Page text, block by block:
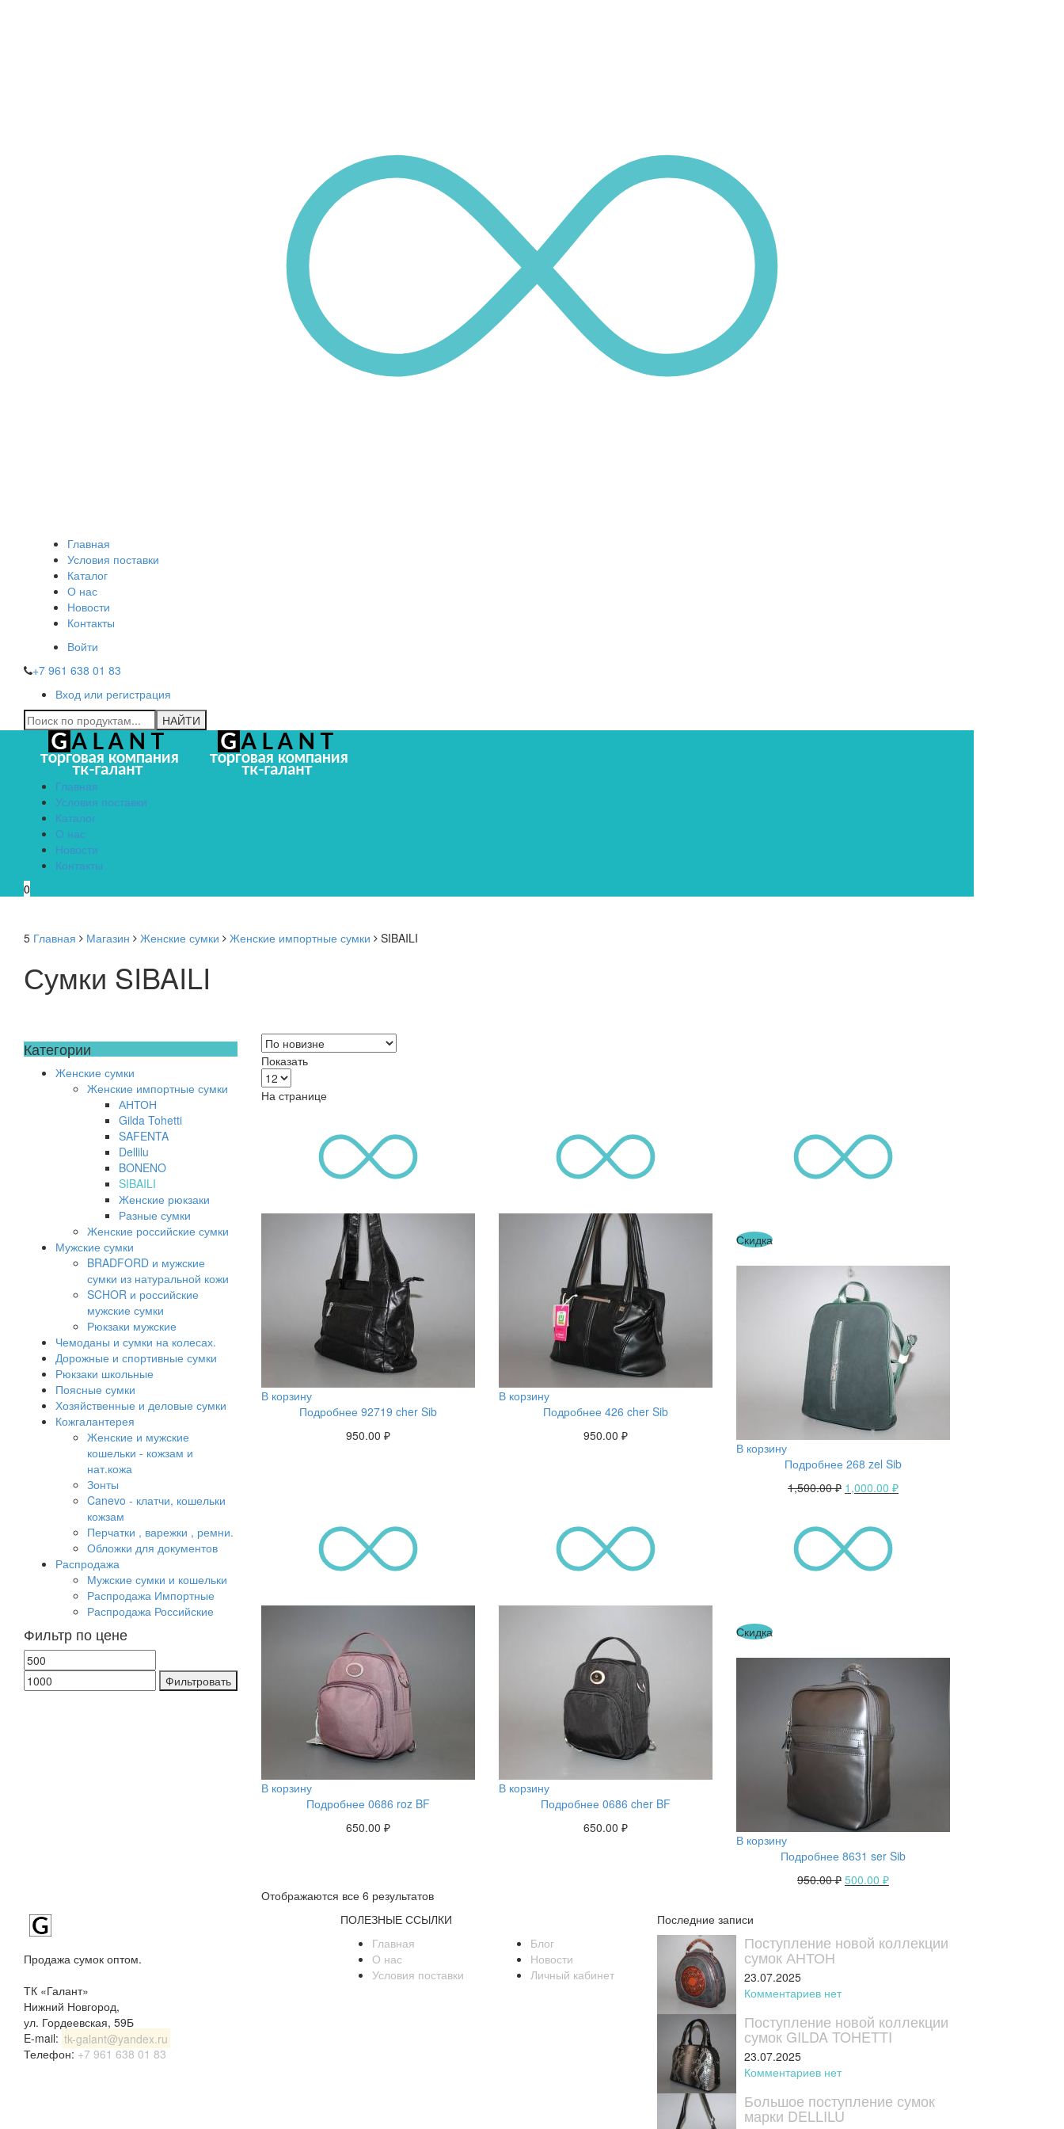
Главная
Условия поставки
Каталог
О нас
Новости
Контакты
Войти
+7 961 638 01 83
Вход или регистрация
Главная
Условия поставки
Каталог
О нас
Новости
Контакты
0
5 Главная Магазин Женские сумки Женские импортные сумки SIBAILI
Сумки SIBAILI
Показать
На странице
В корзину
Подробнее 92719 cher Sib
950.00 ₽
В корзину
Подробнее 426 cher Sib
950.00 ₽
Скидка
В корзину
Подробнее 268 zel Sib
1,500.00₽ 1,000.00 ₽
В корзину
Подробнее 0686 roz BF
650.00 ₽
В корзину
Подробнее 0686 cher BF
650.00 ₽
Скидка
В корзину
Подробнее 8631 ser Sib
950.00₽ 500.00 ₽
Отображаются все 6 результатов
Категории
Женские сумки
Женские импортные сумки
АНТОН
Gilda Tohetti
SAFENTA
Dellilu
BONENO
SIBAILI
Женские рюкзаки
Разные сумки
Женские российские сумки
Мужские сумки
BRADFORD и мужские
сумки из натуральной кожи
SCHOR и российские
мужские сумки
Рюкзаки мужские
Чемоданы и сумки на колесах.
Дорожные и спортивные сумки
Рюкзаки школьные
Поясные сумки
Хозяйственные и деловые сумки
Кожгалантерея
Женские и мужские
кошельки - кожзам и
нат.кожа
Зонты
Canevo - клатчи, кошельки
кожзам
Перчатки , варежки , ремни.
Обложки для документов
Распродажа
Мужские сумки и кошельки
Распродажа Импортные
Распродажа Российские
Фильтр по цене
Фильтровать
Продажа сумок оптом.
ТК «Галант»
Нижний Новгород,
ул. Гордеевская, 59Б
E-mail: tk-galant@yandex.ru
Телефон: +7 961 638 01 83
ПОЛЕЗНЫЕ ССЫЛКИ
Главная
О нас
Условия поставки
Блог
Новости
Личный кабинет
Последние записи
Поступление новой коллекции
сумок АНТОН
23.07.2025
Комментариев нет
Поступление новой коллекции
сумок GILDA TOHETTI
23.07.2025
Комментариев нет
Большое поступление сумок
марки DELLILU